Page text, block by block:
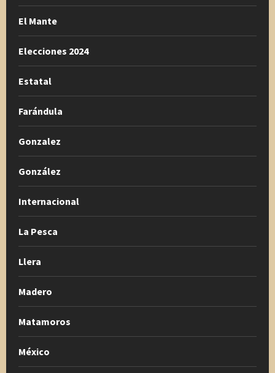
El Mante
Elecciones 2024
Estatal
Farándula
Gonzalez
González
Internacional
La Pesca
Llera
Madero
Matamoros
México